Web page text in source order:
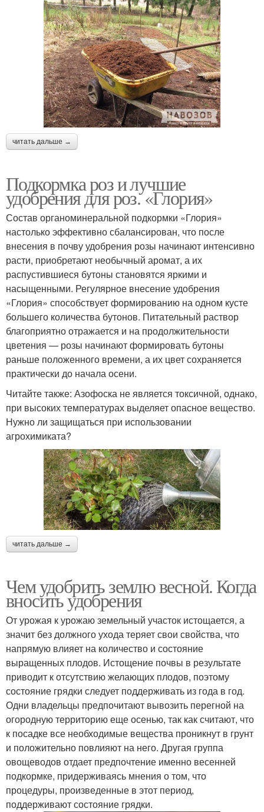
читать дальше →
Подкормка роз и лучшие
удобрения для роз. «Глория»
Состав органоминеральной подкормки «Глория»
настолько эффективно сбалансирован, что после
внесения в почву удобрения розы начинают интенсивно
расти, приобретают необычный аромат, а их
распустившиеся бутоны становятся яркими и
насыщенными. Регулярное внесение удобрения
«Глория» способствует формированию на одном кусте
большего количества бутонов. Питательный раствор
благоприятно отражается и на продолжительности
цветения — розы начинают формировать бутоны
раньше положенного времени, а их цвет сохраняется
практически до начала осени.
Читайте также: Азофоска не является токсичной, однако,
при высоких температурах выделяет опасное вещество.
Нужно ли защищаться при использовании
агрохимиката?
читать дальше →
Чем удобрить землю весной. Когда
вносить удобрения
От урожая к урожаю земельный участок истощается, а
значит без должного ухода теряет свои свойства, что
напрямую влияет на количество и состояние
выращенных плодов. Истощение почвы в результате
приводит к отсутствию желающих плодов, поэтому
состояние грядки следует поддерживать из года в год.
Одни владельцы предпочитают вывозить перегной на
огородную территорию еще осенью, так как считают, что
к посадке все необходимые вещества проникнут в грунт
и положительно повлияют на него. Другая группа
овощеводов отдает предпочтение именно весенней
подкормке, придерживаясь мнения о том, что
процедуры, произведенные в этот период,
поддерживают состояние грядки.